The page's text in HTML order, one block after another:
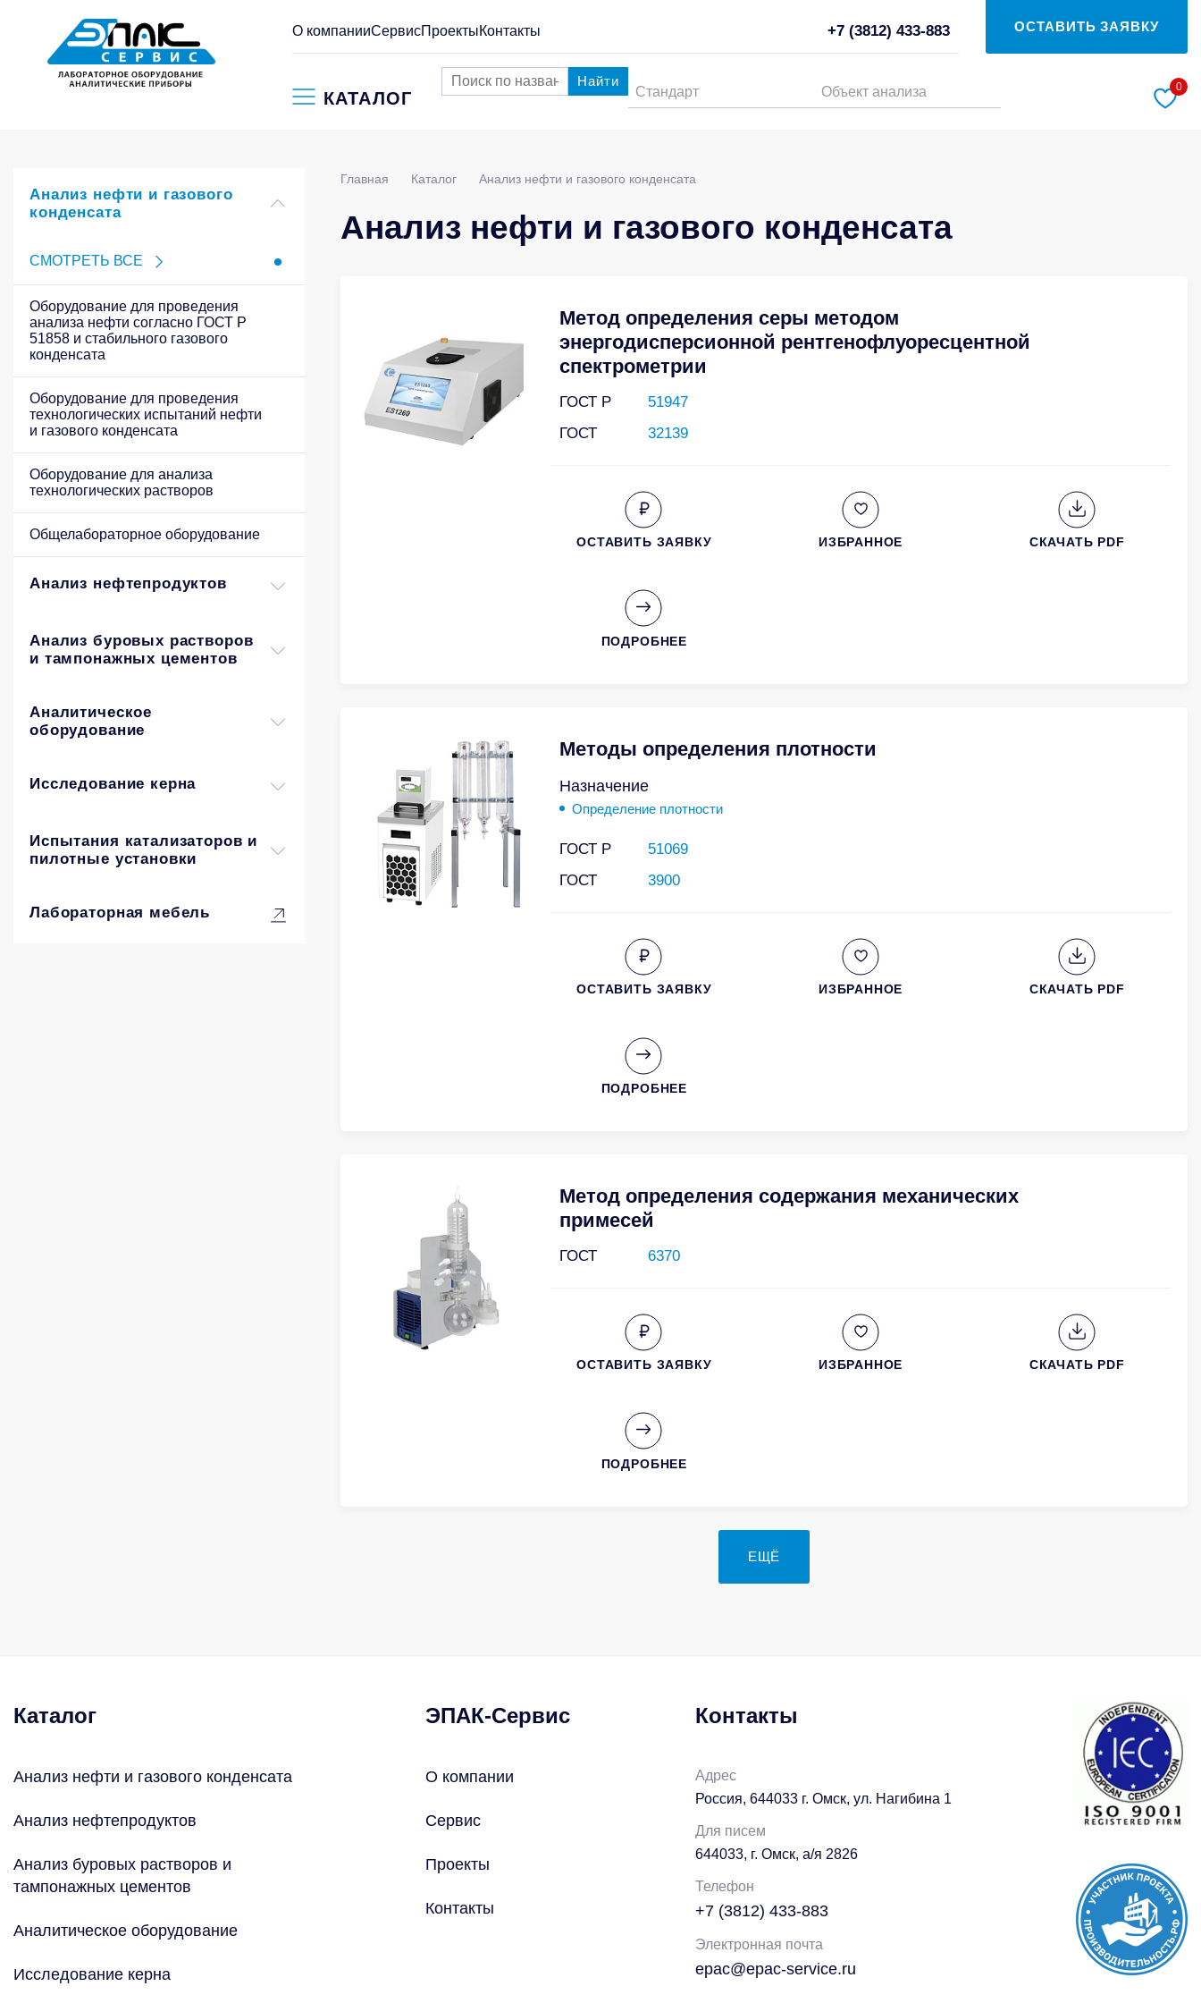
О компанииСервисПроектыКонтакты +7 (3812) 433-883 ОСТАВИТЬ ЗАЯВКУ
КАТАЛОГ
Найти
Стандарт Объект анализа 0
Анализ нефти и газового
конденсата
СМОТРЕТЬ ВСЕ
Оборудование для проведения
анализа нефти согласно ГОСТ Р
51858 и стабильного газового
конденсата
Оборудование для проведения
технологических испытаний нефти
и газового конденсата
Оборудование для анализа
технологических растворов
Общелабораторное оборудование
Анализ нефтепродуктов
Анализ буровых растворов
и тампонажных цементов
Аналитическое
оборудование
Исследование керна
Испытания катализаторов и
пилотные установки
Лабораторная мебель
Главная Каталог Анализ нефти и газового конденсата
Анализ нефти и газового конденсата
Метод определения серы методом
энергодисперсионной рентгенофлуоресцентной
спектрометрии
ГОСТ Р
51947
ГОСТ
32139
ОСТАВИТЬ ЗАЯВКУ ИЗБРАННОЕ СКАЧАТЬ PDF
ПОДРОБНЕЕ
Методы определения плотности
Назначение
Определение плотности
ГОСТ Р
51069
ГОСТ
3900
ОСТАВИТЬ ЗАЯВКУ ИЗБРАННОЕ СКАЧАТЬ PDF
ПОДРОБНЕЕ
Метод определения содержания механических
примесей
ГОСТ 6370
ОСТАВИТЬ ЗАЯВКУ ИЗБРАННОЕ СКАЧАТЬ PDF
ПОДРОБНЕЕ
ЕЩЁ
Каталог
Анализ нефти и газового конденсата
Анализ нефтепродуктов
Анализ буровых растворов и
тампонажных цементов
Аналитическое оборудование
Исследование керна
ЭПАК-Сервис
О компании
Сервис
Проекты
Контакты
Контакты
Адрес
Россия, 644033 г. Омск, ул. Нагибина 1
Для писем
644033, г. Омск, а/я 2826
Телефон
+7 (3812) 433-883
Электронная почта
epac@epac-service.ru